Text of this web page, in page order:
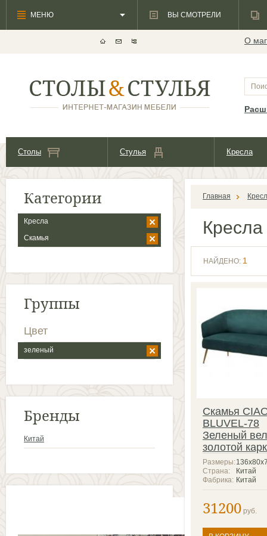
О
Столы Стулья Кресла
Категории
Кресла
Скамья
Группы
Цвет
зеленый
Бренды
Китай
Главная
Кресла
НАЙДЕНО: 1
Скамья
BLUVEL-78
Зеленый
золотой
Размеры:
Китай
Страна:
Китай
Фабрика:
31200 руб.
МЕНЮ ВЫ СМОТРЕЛИ